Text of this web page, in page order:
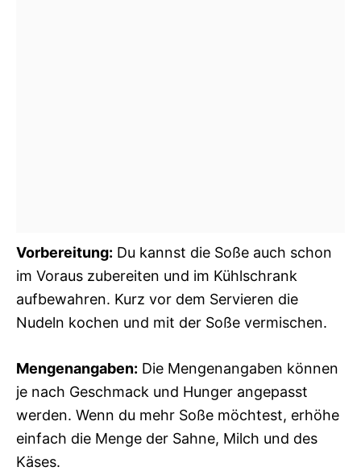
Vorbereitung: Du kannst die Soße auch schon
im Voraus zubereiten und im Kühlschrank
aufbewahren. Kurz vor dem Servieren die
Nudeln kochen und mit der Soße vermischen.
Mengenangaben: Die Mengenangaben können
je nach Geschmack und Hunger angepasst
werden. Wenn du mehr Soße möchtest, erhöhe
einfach die Menge der Sahne, Milch und des
Käses.